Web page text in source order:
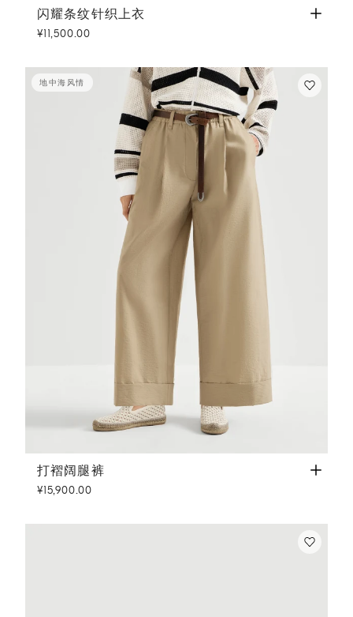
闪耀条纹针织上衣 巴拿马色
闪耀条纹针织上衣
¥11,500.00
地中海风情
打褶阔腿裤 卡布奇诺色
打褶阔腿裤
¥15,900.00